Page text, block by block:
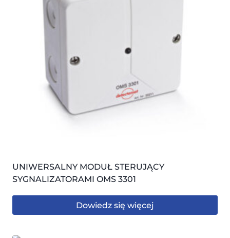
UNIWERSALNY MODUŁ STERUJĄCY
SYGNALIZATORAMI OMS 3301
Dowiedz się więcej